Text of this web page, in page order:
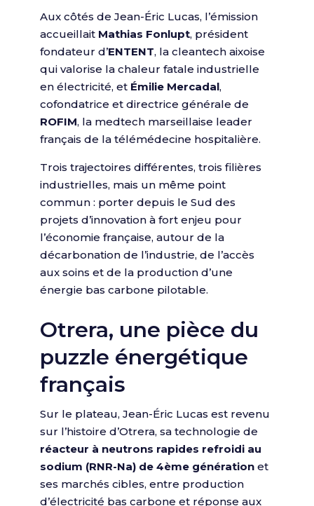
Aux côtés de Jean-Éric Lucas, l’émission
accueillait Mathias Fonlupt, président
fondateur d’ENTENT, la cleantech aixoise
qui valorise la chaleur fatale industrielle
en électricité, et Émilie Mercadal,
cofondatrice et directrice générale de
ROFIM, la medtech marseillaise leader
français de la télémédecine hospitalière.
Trois trajectoires différentes, trois filières
industrielles, mais un même point
commun : porter depuis le Sud des
projets d’innovation à fort enjeu pour
l’économie française, autour de la
décarbonation de l’industrie, de l’accès
aux soins et de la production d’une
énergie bas carbone pilotable.
Otrera, une pièce du
puzzle énergétique
français
Sur le plateau, Jean-Éric Lucas est revenu
sur l’histoire d’Otrera, sa technologie de
réacteur à neutrons rapides refroidi au
sodium (RNR-Na) de 4ème génération et
ses marchés cibles, entre production
d’électricité bas carbone et réponse aux